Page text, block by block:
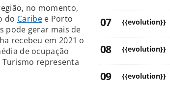
no momento,
do Caribee Porto
pode gerar mais de
recebeu em 2021 o
de ocupação
Turismo representa
{{evolution}}
{{evolution}}
{{evolution}}